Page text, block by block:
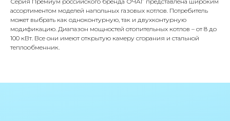
ассортиментом моделей напольных газовых котлов. Потребитель
может выбрать как одноконтурную, так и двухконтурную
модификацию. Диапазон мощностей отопительных котлов – от 8 до
100 кВт. Все они имеют открытую камеру сгорания и стальной
теплообменник.
8 495 233-79-79
Почта
8 985 233-79-79